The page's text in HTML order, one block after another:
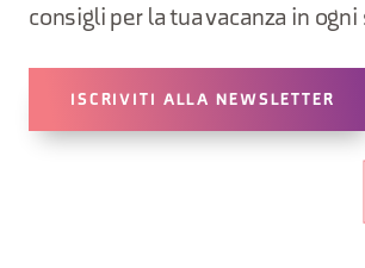
consigli per la tua vacanza in ogni
ISCRIVITI ALLA NEWSLETTER